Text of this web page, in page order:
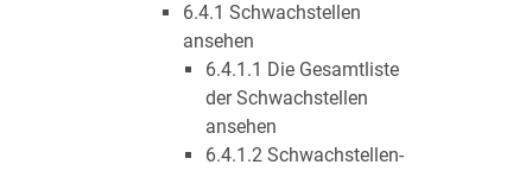
6.4.1 Schwachstellen
ansehen
6.4.1.1 Die Gesamtliste
der Schwachstellen
ansehen
6.4.1.2 Schwachstellen-